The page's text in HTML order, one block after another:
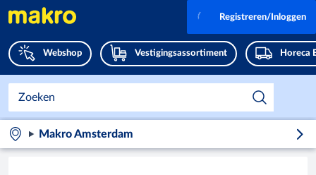
Webshop Vestigingsassortiment Horeca
Registreren/Inloggen
Makro Amsterdam